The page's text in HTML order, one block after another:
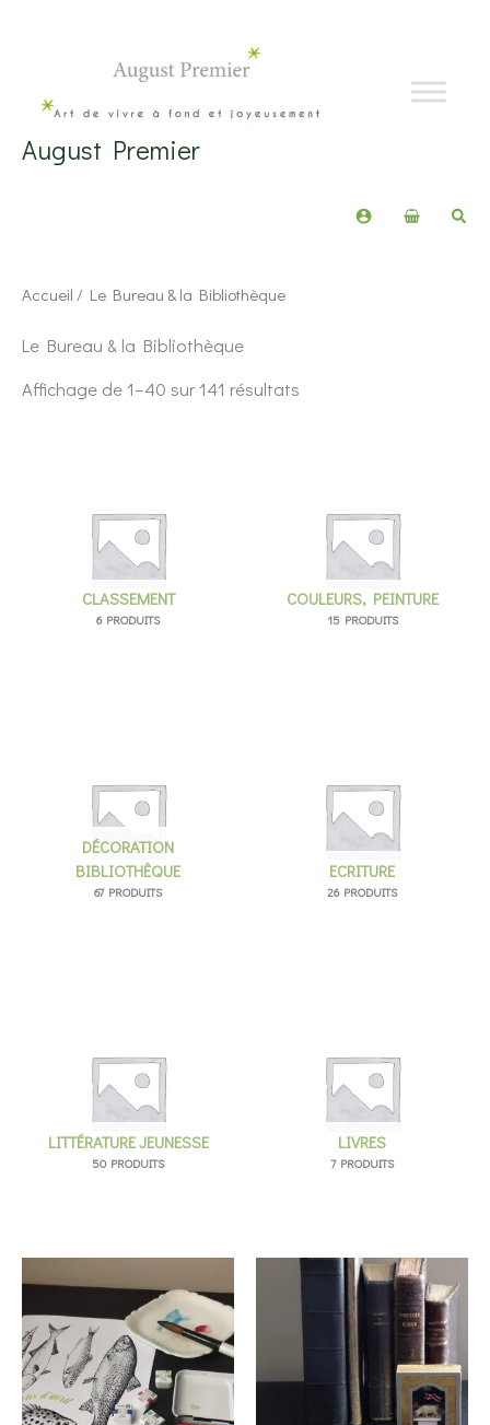
August Premier
Accueil / Le Bureau & la Bibliothèque
Le Bureau & la Bibliothèque
Affichage de 1–40 sur 141 résultats
CLASSEMENT
6 PRODUITS
COULEURS, PEINTURE
15 PRODUITS
DÉCORATION
BIBLIOTHÈQUE
67 PRODUITS
ECRITURE
26 PRODUITS
LITTÉRATURE JEUNESSE
50 PRODUITS
LIVRES
7 PRODUITS